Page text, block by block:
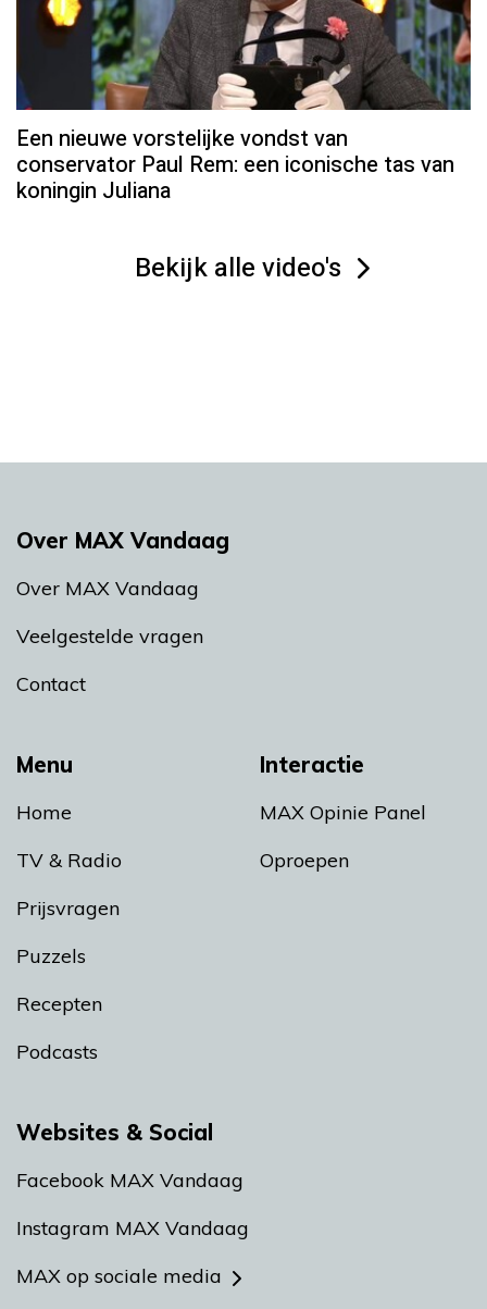
Een nieuwe vorstelijke vondst van
conservator Paul Rem: een iconische tas van
koningin Juliana
Bekijk alle video's
Menu
Home
TV & Radio
Prijsvragen
Puzzels
Recepten
Podcasts
Interactie
MAX Opinie Panel
Oproepen
Over MAX Vandaag
Over MAX Vandaag
Veelgestelde vragen
Contact
Websites & Social
Facebook MAX Vandaag
Instagram MAX Vandaag
MAX op sociale media